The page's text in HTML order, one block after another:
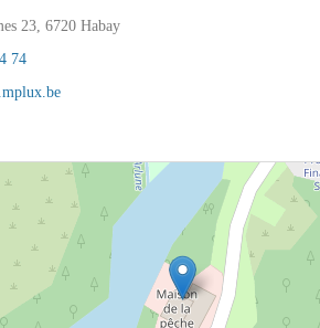
23, 6720 Habay
74
Cliquez sur le bouton pour afficher la carte.
Voir la carte